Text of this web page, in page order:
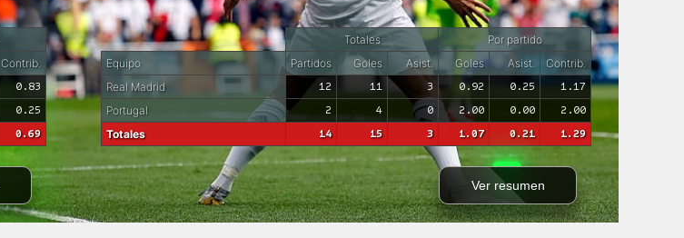
Contrib.
0.83
0.25
0.69
Totales
Por partido
Equipo
Partidos Goles Asist. Goles Asist.
Contrib.
Real Madrid
12 11 3 0.92 0.25 1.17
Portugal 2 4 0 2.00 0.00 2.00
Totales 14 15 3 1.07 0.21 1.29
Ver resumen